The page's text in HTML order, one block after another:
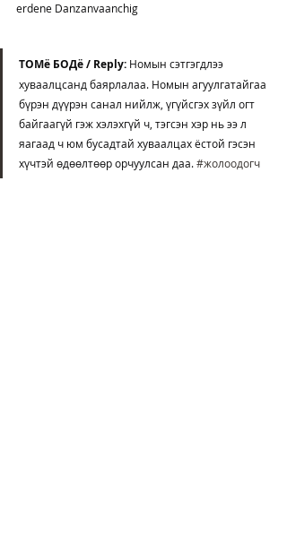
erdene Danzanvaanchig
ТОМё БОДё / Reply: Номын сэтгэгдлээ
хуваалцсанд баярлалаа. Номын агуулгатайгаа
бүрэн дүүрэн санал нийлж, үгүйсгэх зүйл огт
байгаагүй гэж хэлэхгүй ч, тэгсэн хэр нь ээ л
яагаад ч юм бусадтай хуваалцах ёстой гэсэн
хүчтэй өдөөлтөөр орчуулсан даа. #жолоодогч